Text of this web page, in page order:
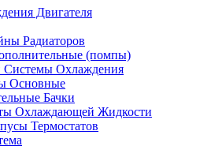
Двигателя
Радиаторов
(помпы)
Системы Охлаждения
Основные
Бачки
Охлаждающей Жидкости
Термостатов